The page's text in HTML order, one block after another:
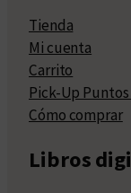
Tienda
Mi cuenta
Carrito
Pick-Up
Cómo comprar
Libros